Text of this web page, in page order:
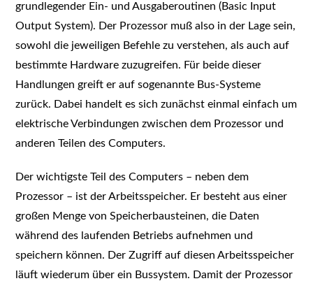
grundlegender Ein- und Ausgaberoutinen (Basic Input
Output System). Der Prozessor muß also in der Lage sein,
sowohl die jeweiligen Befehle zu verstehen, als auch auf
bestimmte Hardware zuzugreifen. Für beide dieser
Handlungen greift er auf sogenannte Bus-Systeme
zurück. Dabei handelt es sich zunächst einmal einfach um
elektrische Verbindungen zwischen dem Prozessor und
anderen Teilen des Computers.
Der wichtigste Teil des Computers – neben dem
Prozessor – ist der Arbeitsspeicher. Er besteht aus einer
großen Menge von Speicherbausteinen, die Daten
während des laufenden Betriebs aufnehmen und
speichern können. Der Zugriff auf diesen Arbeitsspeicher
läuft wiederum über ein Bussystem. Damit der Prozessor